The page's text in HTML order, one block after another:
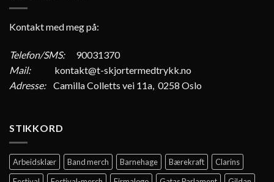
Kontakt med meg på:
Telefon/SMS:
90031370
Mail:
kontakt@t-skjortermedtrykk.no
Adresse: Camilla Colletts vei 11a, 0258 Oslo
STIKKORD
Arbeidsklær Band merch Barnehage Bærekraft
Clarins